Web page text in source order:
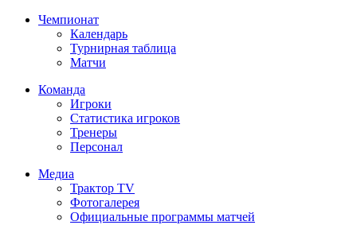
Чемпионат
Календарь
Турнирная таблица
Матчи
Команда
Игроки
Статистика игроков
Тренеры
Персонал
Медиа
Трактор TV
Фотогалерея
Официальные программы матчей